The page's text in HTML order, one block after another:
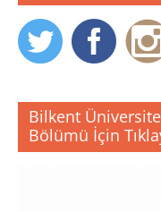
Bilkent
Bölümü İçin